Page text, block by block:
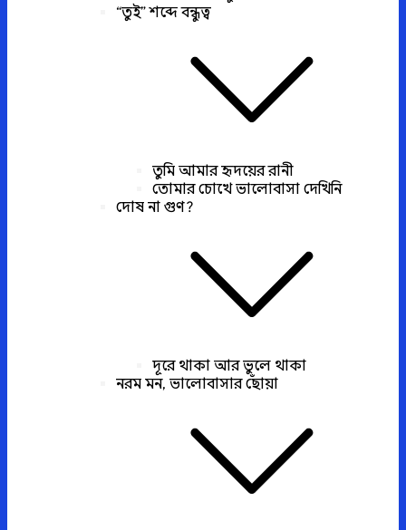
“তুই” শব্দে বন্ধুত্ব
তুমি আমার হৃদয়ের রানী
তোমার চোখে ভালোবাসা দেখিনি
দোষ না গুণ?
দূরে থাকা আর ভুলে থাকা
নরম মন, ভালোবাসার ছোঁয়া